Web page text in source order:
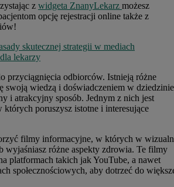
z widgeta ZnanyLekarz możesz
opcję rejestracji online także z
skutecznej strategii w mediach
lekarzy
przyciągnięcia odbiorców. Istnieją różne
swoją wiedzą i doświadczeniem w dziedzinie
i atrakcyjny sposób. Jednym z nich jest
poruszysz istotne i interesujące
filmy informacyjne, w których w
wyjaśniasz różne aspekty zdrowia. Te filmy
platformach takich jak YouTube, a nawet
społecznościowych, aby dotrzeć do